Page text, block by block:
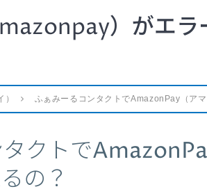
）がエラ
ふぁみーるコンタクトでAmazonPay（ア
クトで
の？